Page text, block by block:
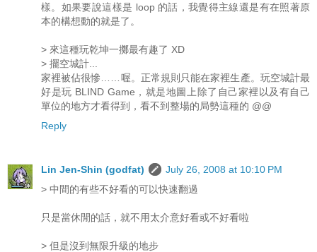
樣。如果要說這樣是 loop 的話，我覺得主線還是有在照著原
本的構想動的就是了。
> 來這種玩乾坤一擲最有趣了 XD
> 擺空城計...
家裡被佔很慘……喔。正常規則只能在家裡生產。玩空城計最
好是玩 BLIND Game，就是地圖上除了自己家裡以及有自己
單位的地方才看得到，看不到整場的局勢這種的 @@
Reply
Lin Jen-Shin (godfat)
July 26, 2008 at 10:10 PM
> 中間的有些不好看的可以快速翻過
只是當休閒的話，就不用太介意好看或不好看啦
> 但是沒到無限升級的地步